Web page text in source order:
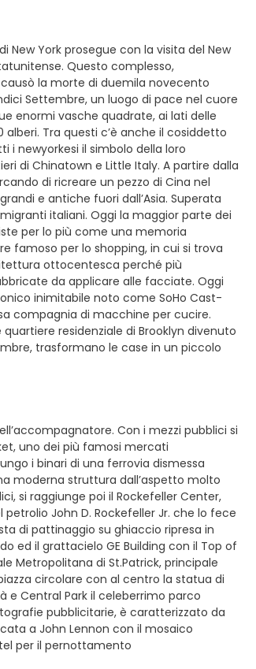
New York prosegue con la visita del New
Questo complesso,
la morte di duemila novecento
Settembre, un luogo di pace nel cuore
enormi vasche quadrate, ai lati delle
Tra questi c’è anche il cosiddetto
i newyorkesi il simbolo della loro
di Chinatown e Little Italy. A partire dalla
di ricreare un pezzo di Cina nel
e antiche fuori dall’Asia. Superata
italiani. Oggi la maggior parte dei
per lo più come una memoria
famoso per lo shopping, in cui si trova
ottocentesca perché più
da applicare alle facciate. Oggi
inimitabile noto come SoHo Cast-
compagnia di macchine per cucire.
residenziale di Brooklyn divenuto
trasformano le case in un piccolo
Con i mezzi pubblici si
uno dei più famosi mercati
i binari di una ferrovia dismessa
moderna struttura dall’aspetto molto
si raggiunge poi il Rockefeller Center,
John D. Rockefeller Jr. che lo fece
di pattinaggio su ghiaccio ripresa in
ed il grattacielo GE Building con il Top of
Metropolitana di St.Patrick, principale
circolare con al centro la statua di
e Central Park il celeberrimo parco
pubblicitarie, è caratterizzato da
a John Lennon con il mosaico
per il pernottamento